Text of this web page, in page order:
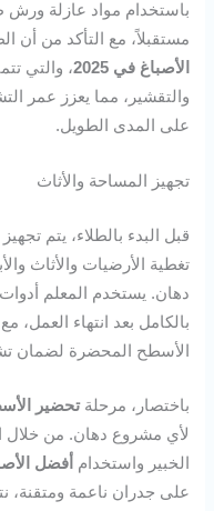
باستخدام مواد عازلة ورش
مستقبلاً، مع التأكد من أن
الأصباغ في 2025
، والتي
والتقشير، مما يعزز عمر
على المدى الطويل.
تجهيز المساحة والأثاث
قبل البدء بالطلاء، يتم
تغطية الأرضيات والأثاث
دهان. يستخدم المعلم
بالكامل بعد انتهاء العمل،
الأسطح المحضرة لضمان
باختصار، مرحلةتحضير
لأي مشروع دهان. من خلال
الخبير واستخدام أفضل
على جدران ناعمة ومتقنة،